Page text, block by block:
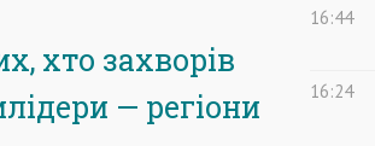
хто захворів
— регіони
16:44
16:24